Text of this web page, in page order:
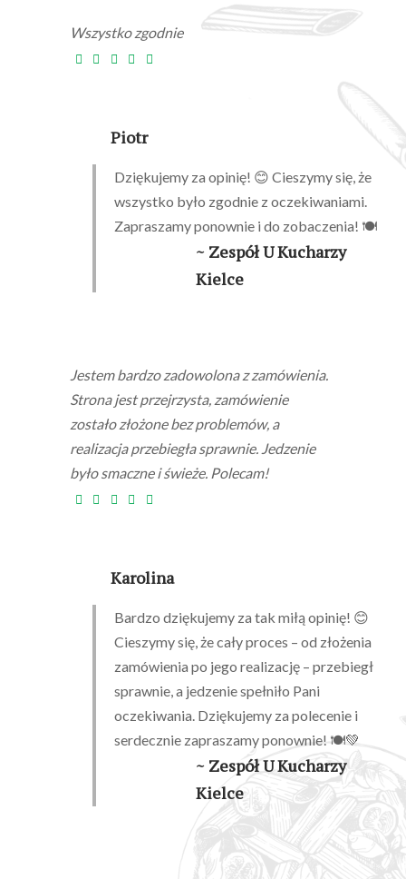
Wszystko zgodnie
Piotr
Dziękujemy za opinię! 😊 Cieszymy się, że
wszystko było zgodnie z oczekiwaniami.
Zapraszamy ponownie i do zobaczenia! 🍽️
~ Zespół U Kucharzy
Kielce
Jestem bardzo zadowolona z zamówienia.
Strona jest przejrzysta, zamówienie
zostało złożone bez problemów, a
realizacja przebiegła sprawnie. Jedzenie
było smaczne i świeże. Polecam!
Karolina
Bardzo dziękujemy za tak miłą opinię! 😊
Cieszymy się, że cały proces – od złożenia
zamówienia po jego realizację – przebiegł
sprawnie, a jedzenie spełniło Pani
oczekiwania. Dziękujemy za polecenie i
serdecznie zapraszamy ponownie! 🍽️💚
~ Zespół U Kucharzy
Kielce